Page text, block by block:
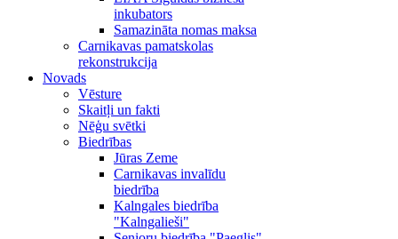
inkubators
Samazināta nomas maksa
Carnikavas pamatskolas
rekonstrukcija
Novads
Vēsture
Skaitļi un fakti
Nēģu svētki
Biedrības
Jūras Zeme
Carnikavas invalīdu
biedrība
Kalngales biedrība
"Kalngalieši"